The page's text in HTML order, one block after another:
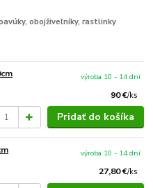
obojživeľníky, rastlinky
90 €/ks
výroba 10 - 14 dní
Pridať do košíka
27,80 €/ks
výroba 10 - 14 dní